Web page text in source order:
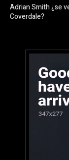
Adrian Smith ¿se
Coverdale?